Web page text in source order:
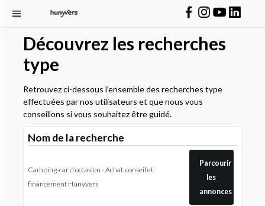
Découvrez les recherches
type
Retrouvez ci-dessous l’ensemble des recherches type
effectuées par nos utilisateurs et que nous vous
conseillons si vous souhaitez être guidé.
Nom de la recherche
Camping-car d'occasion - Achat, conseil et
financement Hunyvers
Parcourir
les
annonces